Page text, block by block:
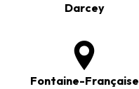
Darcey
Fontaine-Française